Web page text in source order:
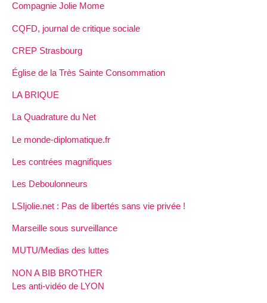
Compagnie Jolie Mome
CQFD, journal de critique sociale
CREP Strasbourg
Église de la Très Sainte Consommation
LA BRIQUE
La Quadrature du Net
Le monde-diplomatique.fr
Les contrées magnifiques
Les Deboulonneurs
LSIjolie.net : Pas de libertés sans vie privée !
Marseille sous surveillance
MUTU/Medias des luttes
NON A BIB BROTHER
Les anti-vidéo de LYON